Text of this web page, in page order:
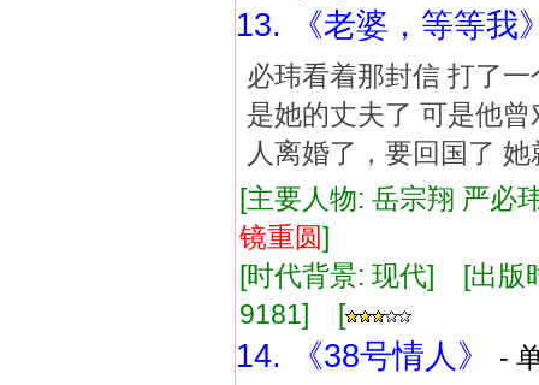
13. 《老婆，等等我
必玮看着那封信 打了
是她的丈夫了 可是他
人离婚了，要回国了
[主要人物: 岳宗翔 严
镜重圆]
[时代背景: 现代] [出
9181] [
14. 《38号情人》
-